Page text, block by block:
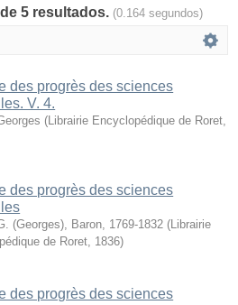
5 resultados. (0.164 segundos)
des progrès des sciences
V. 4.
( Librairie Encyclopédique de Roret
des progrès des sciences
(Georges), Baron, 1769-1832 ( Librairie
de Roret 1836)
des progrès des sciences